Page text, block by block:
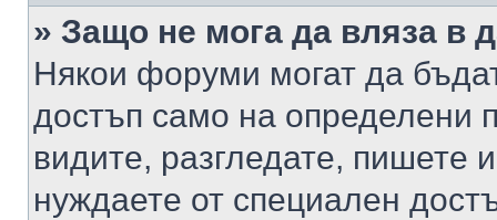
» Защо не мога да вляза в
Някои форуми могат да
достъп само на определени
видите, разгледате, пишете
нуждаете от специален